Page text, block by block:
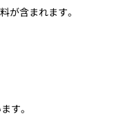
が含まれます。
す。